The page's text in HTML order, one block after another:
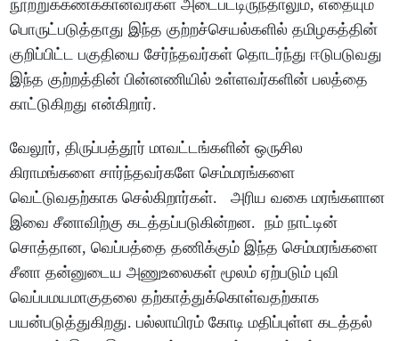
நூற்றுக்கணக்கானவர்கள் அடைபட்டிருந்தாலும், எதையும்
பொருட்படுத்தாது இந்த குற்றச்செயல்களில் தமிழகத்தின்
குறிப்பிட்ட பகுதியை சேர்ந்தவர்கள் தொடர்ந்து ஈடுபடுவது
இந்த குற்றத்தின் பின்னணியில் உள்ளவர்களின் பலத்தை
காட்டுகிறது என்கிறார்.
வேலூர், திருப்பத்தூர் மாவட்டங்களின் ஒருசில
கிராமங்களை சார்ந்தவர்களே செம்மரங்களை
வெட்டுவதற்காக செல்கிறார்கள். அரிய வகை மரங்களான
இவை சீனாவிற்கு கடத்தப்படுகின்றன. நம் நாட்டின்
சொத்தான, வெப்பத்தை தணிக்கும் இந்த செம்மரங்களை
சீனா தன்னுடைய அணுஉலைகள் மூலம் ஏற்படும் புவி
வெப்பமயமாகுதலை தற்காத்துக்கொள்வதற்காக
பயன்படுத்துகிறது. பல்லாயிரம் கோடி மதிப்புள்ள கடத்தல்